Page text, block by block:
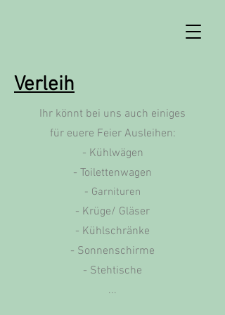
Verleih
Ihr könnt bei uns auch einiges
für euere Feier Ausleihen:
- Kühlwägen
- Toilettenwagen
- Garnituren
- Krüge/ Gläser
- Kühlschränke
- Sonnenschirme
- Stehtische
...